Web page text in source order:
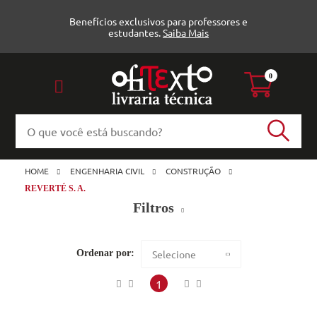
Benefícios exclusivos para professores e
estudantes. Saiba Mais
0
HOME ENGENHARIA CIVIL CONSTRUÇÃO
REVERTÉ S. A.
Filtros
Construção (3)Ordenar por: Selecione
Maior preço
1